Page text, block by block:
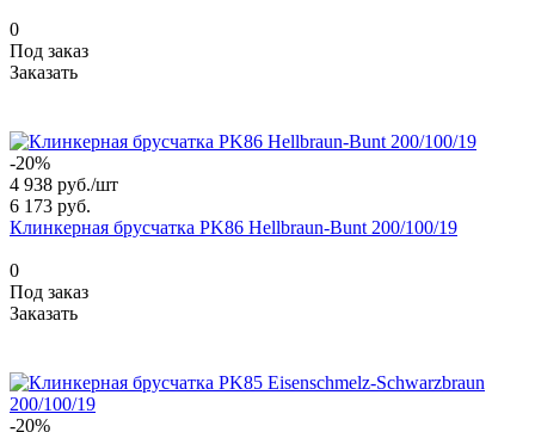
0
Под заказ
Заказать
-20%
4 938 руб./шт
6 173 руб.
Клинкерная брусчатка PK86 Hellbraun-Bunt 200/100/19
0
Под заказ
Заказать
-20%